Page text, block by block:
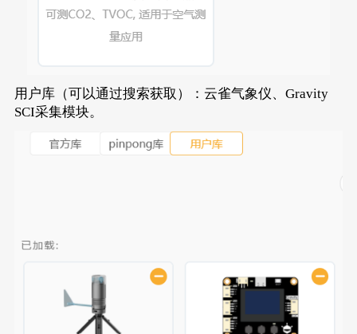
用户库（可以通过搜索获取）：云雀气象仪、Gravity
SCI采集模块。